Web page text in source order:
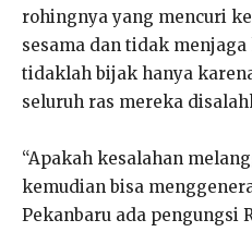
rohingnya yang mencuri
sesama dan tidak
tidaklah bijak hanya
seluruh ras mereka
“Apakah kesalahan
kemudian bisa
Pekanbaru ada pengungsi